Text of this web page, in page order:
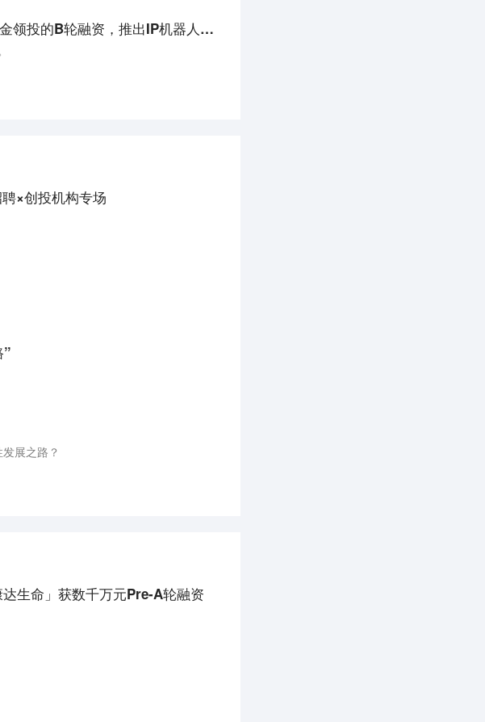
「乐森机器人」完成红杉资本中国基金领投的B轮融资，推出IP机器人产品
×创投机构专场
展之路？
生命」获数千万元Pre-A轮融资